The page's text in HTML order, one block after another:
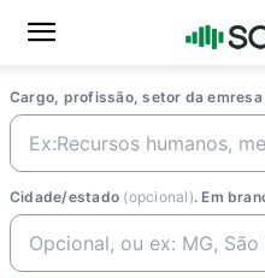
Cargo, profissão, setor da emresa
Cidade/estado (opcional). Em